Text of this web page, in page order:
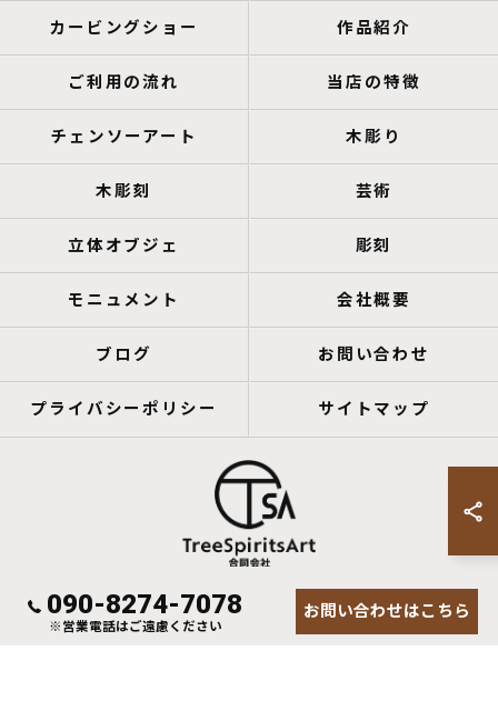
090-8274-7078
※営業電話はご遠慮ください
お問い合わせはこちら
カービングショー 作品紹介
ご利用の流れ 当店の特徴
チェンソーアート 木彫り
木彫刻 芸術
立体オブジェ 彫刻
モニュメント 会社概要
ブログ お問い合わせ
プライバシーポリシー サイトマップ
© 2026 鹿児島のアートならTreeSpiritsArt合同会社 ALL RIGHTS RESERVED.